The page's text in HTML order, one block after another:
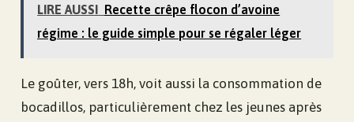
LIRE AUSSI Recette crêpe flocon d’avoine
régime : le guide simple pour se régaler léger
Le goûter, vers 18h, voit aussi la consommation de
bocadillos, particulièrement chez les jeunes après